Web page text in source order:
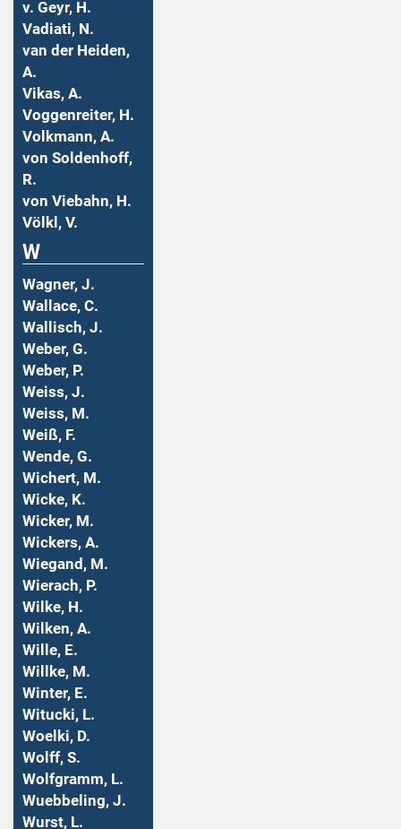
v. Geyr, H.
Vadiati, N.
van der Heiden,
A.
Vikas, A.
Voggenreiter, H.
Volkmann, A.
von Soldenhoff,
R.
von Viebahn, H.
Völkl, V.
W
Wagner, J.
Wallace, C.
Wallisch, J.
Weber, G.
Weber, P.
Weiss, J.
Weiss, M.
Weiß, F.
Wende, G.
Wichert, M.
Wicke, K.
Wicker, M.
Wickers, A.
Wiegand, M.
Wierach, P.
Wilke, H.
Wilken, A.
Wille, E.
Willke, M.
Winter, E.
Witucki, L.
Woelki, D.
Wolff, S.
Wolfgramm, L.
Wuebbeling, J.
Wurst, L.